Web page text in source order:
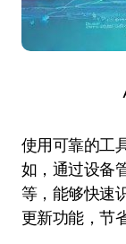
使用可靠的工
如，通过设备
等，能够快速
更新功能，节